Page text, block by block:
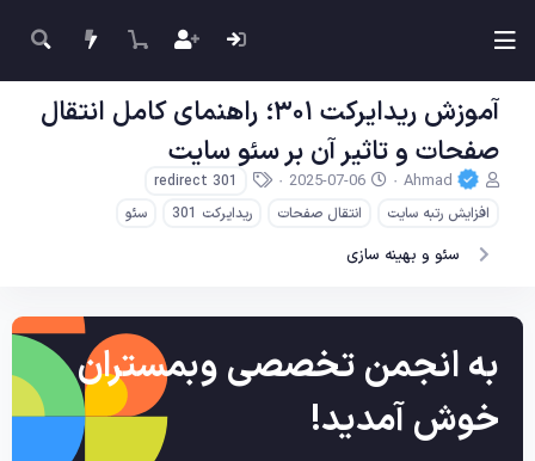
آموزش ریدایرکت ۳۰۱؛ راهنمای کامل انتقال
صفحات و تاثیر آن بر سئو سایت
ن
ی
س
ن
ه
و
ض
ع
Ahmad
ت
ی
خ
ر
2025-07-06
چ
ا
redirect 301
افزایش رتبه سایت
انتقال صفحات ریدایرکت 301 سئو
سئو و بهینه سازی
به انجمن تخصصی وبمستران
خوش آمدید!